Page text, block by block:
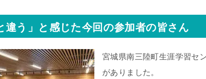
違う」と感じた今回の参加者の皆さん
宮城県南三陸町生涯学習セ
がありました。